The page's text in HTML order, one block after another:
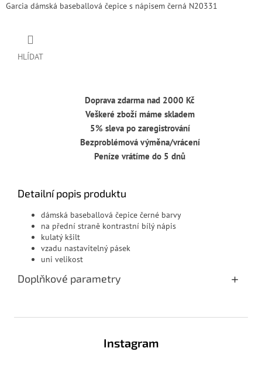
Garcia dámská baseballová čepice s nápisem černá N20331
HLÍDAT
Doprava zdarma nad 2000 Kč
Veškeré zboží máme skladem
5% sleva po zaregistrování
Bezproblémová výměna/vrácení
Peníze vrátíme do 5 dnů
Detailní popis produktu
dámská baseballová čepice černé barvy
na přední straně kontrastní bílý nápis
kulatý kšilt
vzadu nastavitelný pásek
uni velikost
Doplňkové parametry
Instagram